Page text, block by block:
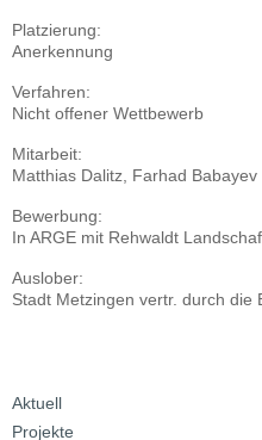
Platzierung:
Anerkennung
Verfahren:
Nicht offener Wettbewerb
Mitarbeit:
Matthias Dalitz, Farhad Babayev
Bewerbung:
In ARGE mit Rehwaldt
Auslober:
Stadt Metzingen vertr. durch die
Navigation
überspringen
Aktuell
Projekte